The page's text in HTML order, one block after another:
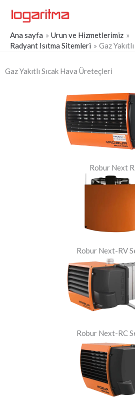
atla
Ana sayfa
Urun ve Hizmetlerimiz
Radyant Isıtma Sitemleri
Gaz
Gaz Yakıtlı Sıcak Hava Üreteçleri
Robur Next R
Robur Next-RV
Robur Next-RC